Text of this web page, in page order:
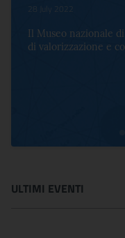
28 July 2022
Il Museo nazionale
di valorizzazione e
ULTIMI EVENTI